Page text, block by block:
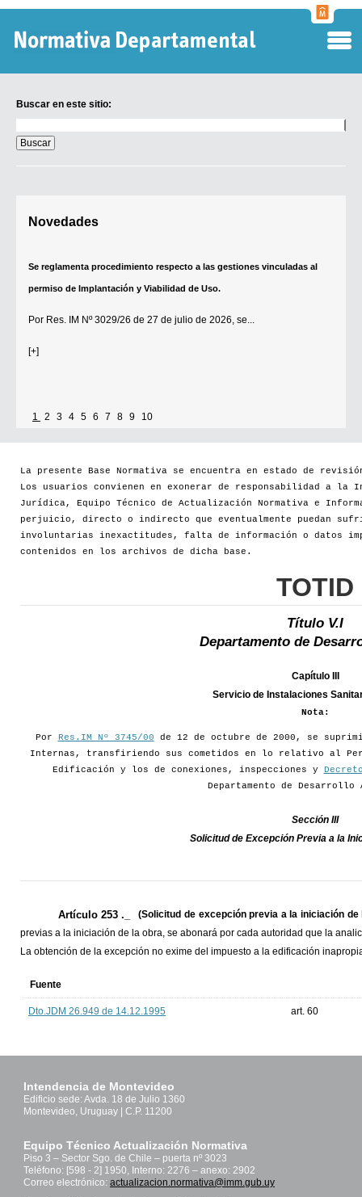
Buscar en este sitio:
en
este
sitio:
Novedades
Se reglamenta procedimiento respecto a las gestiones vinculadas al
permiso de Implantación y Viabilidad de Uso.
Por Res. IM Nº 3029/26 de 27 de julio de 2026, se...
[+]
1 2 3 4 5 6 7 8 9 10
La presente Base Normativa se encuentra en estado de
Los usuarios convienen en exonerar de responsabilidad a la
Jurídica, Equipo Técnico de Actualización Normativa e
perjuicio, directo o indirecto que eventualmente puedan
involuntarias inexactitudes, falta de información o datos
contenidos en los archivos de dicha base.
TOTID
Título V.I
Departamento de
Capítulo III
Servicio de Instalaciones
Nota:
Por Res.IM Nº 3745/00 de 12 de octubre de 2000, se
Internas, transfiriendo sus cometidos en lo relativo al
Edificación y los de conexiones, inspecciones y
Departamento de Desarrollo
Sección III
Solicitud de Excepción Previa a la
Artículo 253 ._
(Solicitud de excepción previa a la iniciación de
previas a la iniciación de la obra, se abonará por cada autoridad que la
La obtención de la excepción no exime del impuesto a la edificación
Fuente
Dto.JDM 26.949 de 14.12.1995 art. 60
Intendencia de Montevideo
Edificio sede: Avda. 18 de Julio 1360
Montevideo, Uruguay | C.P. 11200
Equipo Técnico Actualización Normativa
Piso 3 – Sector Sgo. de Chile – puerta nº 3023
Teléfono: [598 - 2] 1950, Interno: 2276 – anexo: 2902
Correo electrónico: actualizacion.normativa@imm.gub.uy